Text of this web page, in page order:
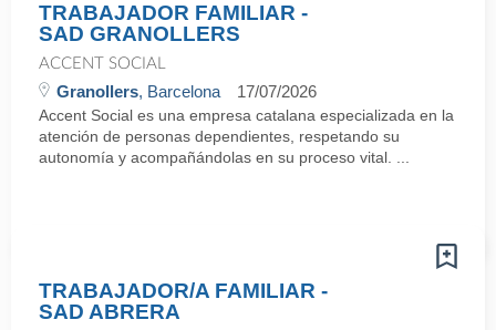
TRABAJADOR FAMILIAR -
SAD GRANOLLERS
ACCENT SOCIAL
Granollers, Barcelona 17/07/2026
Accent Social es una empresa catalana especializada en la
atención de personas dependientes, respetando su
autonomía y acompañándolas en su proceso vital. ...
TRABAJADOR/A FAMILIAR -
SAD ABRERA